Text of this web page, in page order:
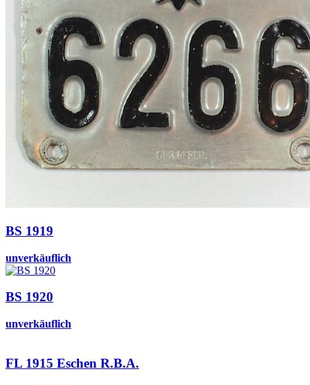
BS 1919
unverkäuflich
BS 1920
unverkäuflich
FL 1915 Eschen R.B.A.